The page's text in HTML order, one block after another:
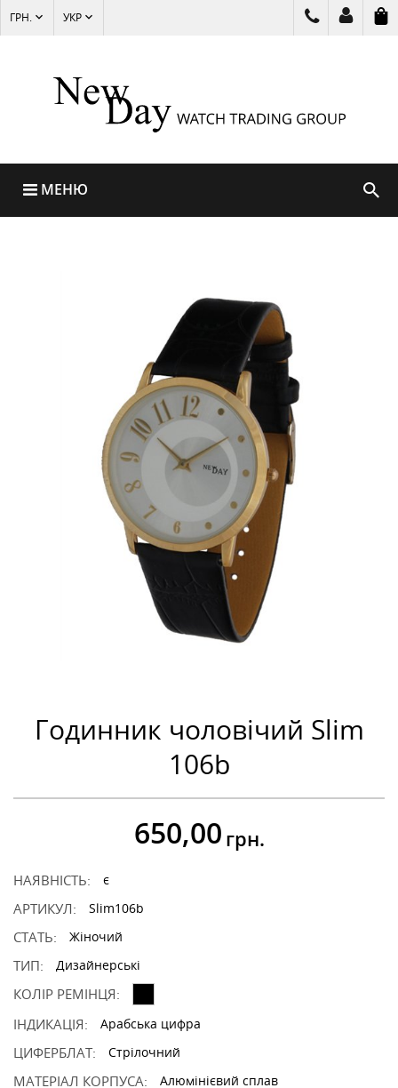
ГРН. УКР
МЕНЮ
Годинник чоловічий Slim
106b
650,00 грн.
НАЯВНІСТЬ: є
АРТИКУЛ: Slim106b
СТАТЬ: Жіночий
ТИП: Дизайнерські
КОЛІР РЕМІНЦЯ:
ІНДИКАЦІЯ:
Арабська цифра
ЦИФЕРБЛАТ: Стрілочний
МАТЕРІАЛ КОРПУСА: Алюмінієвий сплав